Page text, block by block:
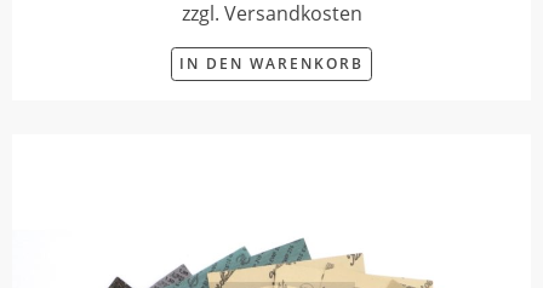
zzgl. Versandkosten
IN DEN WARENKORB